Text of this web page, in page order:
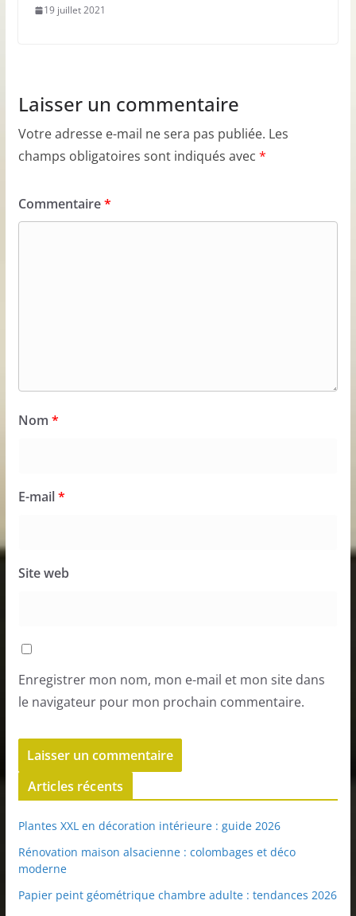
19 juillet 2021
Laisser un commentaire
Votre adresse e-mail ne sera pas publiée. Les
champs obligatoires sont indiqués avec *
Commentaire*
Nom *
E-mail*
Site web
Enregistrer mon nom, mon e-mail et mon site dans
le navigateur pour mon prochain commentaire.
Articles récents
Plantes XXL en décoration intérieure : guide 2026
Rénovation maison alsacienne : colombages et déco
moderne
Papier peint géométrique chambre adulte : tendances 2026